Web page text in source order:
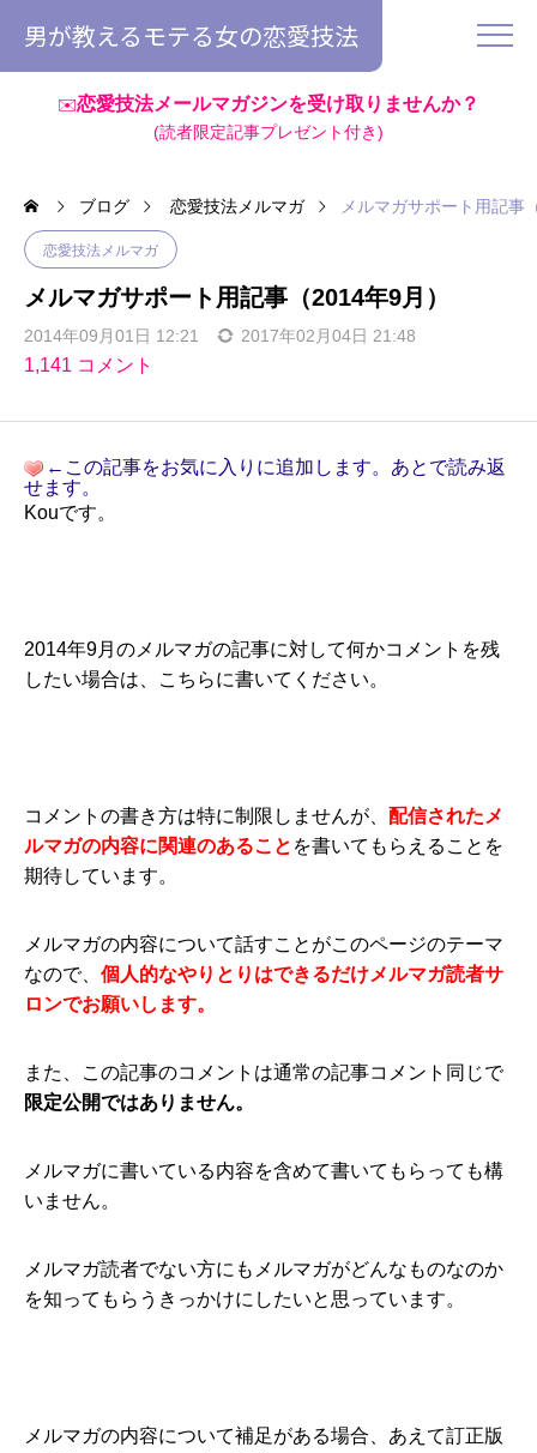
男が教えるモテる女の恋愛技法
✉️恋愛技法メールマガジンを受け取りませんか？
(読者限定記事プレゼント付き)
ブログ 恋愛技法メルマガ メルマガサポート用記事
恋愛技法メルマガ
メルマガサポート用記事（2014年9月）
2014年09月01日 12:21 2017年02月04日 21:48
1,141 コメント
←この記事をお気に入りに追加します。あとで読み返
せます。
Kouです。
2014年9月のメルマガの記事に対して何かコメントを残
したい場合は、こちらに書いてください。
コメントの書き方は特に制限しませんが、 配信されたメ
ルマガの内容に関連のあること を書いてもらえることを
期待しています。
メルマガの内容について話すことがこのページのテーマ
なので、 個人的なやりとりはできるだけメルマガ読者サ
ロンでお願いします。
また、この記事のコメントは通常の記事コメント同じで
限定公開ではありません。
メルマガに書いている内容を含めて書いてもらっても構
いません。
メルマガ読者でない方にもメルマガがどんなものなのか
を知ってもらうきっかけにしたいと思っています。
メルマガの内容について補足がある場合、あえて訂正版